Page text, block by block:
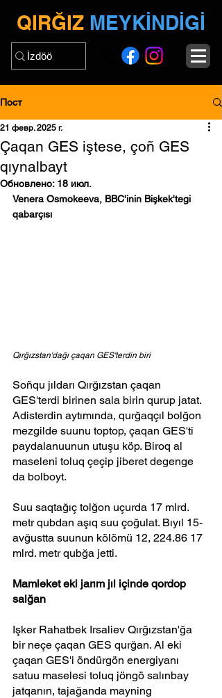
QIRĞIZ MEYKİNDİGİ
Пост
Çaqan GES iştese, çoñ GES
qıynalbayt
21 февр. 2025 г.
Обновлено: 18 июл.
Venera Osmokeeva, BBC'inin Bişkek'tegi
qabarçısı
Qırğızstan'dağı çaqan GES'terdin biri
Soñqu jıldarı Qırğızstan çaqan
GES'terdi birinen sala birin qurup jatat.
Adisterdin aytımında, qurğaqçıl bolğon
mezgilde suunu toptop, çaqan GES'ti
paydalanuunun utuşu köp. Biroq al
maseleni toluq çeçip jiberet degenge
da bolboyt.
Suu saqtağıç tolğon uçurda 17 mlrd.
metr qubdan aşıq suu çoğulat. Bıyıl 15-
avğustta suunun kölömü 12, 224.86 17
mlrd. metr qubğa jetti.
Mamleket eki jarım jıl içinde qordop
salğan
Işker Rahatbek Irsaliev Qırğızstan'ğa
bir neçe çaqan GES qurğan. Al eki
çaqan GES'i öndürgön energiyanı
satuu maselesi toluq jöngö salınbay
jatqanın, tajağanda mayning